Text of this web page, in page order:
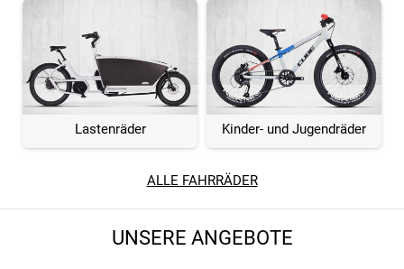
Lastenräder Kinder- und Jugendräder
ALLE FAHRRÄDER
UNSERE ANGEBOTE